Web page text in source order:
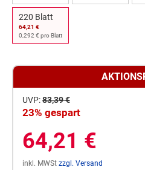
220 Blatt
64,21 €
0,292 € pro Blatt
UVP:83,39 €
23% gespart
64,21 €
inkl. MWSt zzgl. Versand